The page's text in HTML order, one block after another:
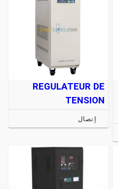
REGULATEUR DE
TENSION
إتصال